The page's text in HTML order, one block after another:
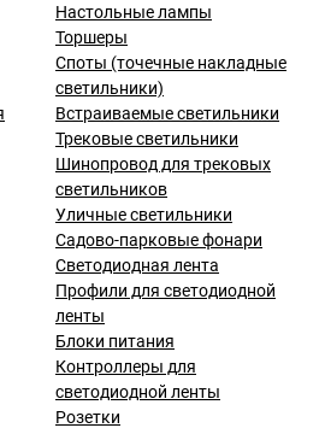
Настольные лампы
Торшеры
Споты (точечные накладные
светильники)
Встраиваемые светильники
Трековые светильники
Шинопровод для трековых
светильников
Уличные светильники
Садово-парковые фонари
Светодиодная лента
Профили для светодиодной
ленты
Блоки питания
Контроллеры для
светодиодной ленты
Розетки